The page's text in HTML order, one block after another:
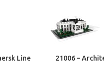
Line
21006 –